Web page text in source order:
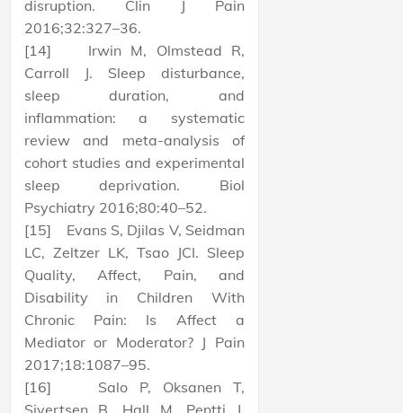
disruption. Clin J Pain
2016;32:327–36.
[14] Irwin M, Olmstead R,
Carroll J. Sleep disturbance,
sleep duration, and
inflammation: a systematic
review and meta-analysis of
cohort studies and experimental
sleep deprivation. Biol
Psychiatry 2016;80:40–52.
[15] Evans S, Djilas V, Seidman
LC, Zeltzer LK, Tsao JCI. Sleep
Quality, Affect, Pain, and
Disability in Children With
Chronic Pain: Is Affect a
Mediator or Moderator? J Pain
2017;18:1087–95.
[16] Salo P, Oksanen T,
Sivertsen B, Hall M, Pentti J,